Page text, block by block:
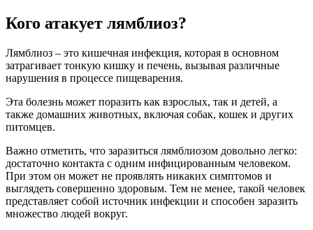
Кого атакует лямблиоз?
Лямблиоз – это кишечная инфекция, которая в основном
затрагивает тонкую кишку и печень, вызывая различные
нарушения в процессе пищеварения.
Эта болезнь может поразить как взрослых, так и детей, а
также домашних животных, включая собак, кошек и других
питомцев.
Важно отметить, что заразиться лямблиозом довольно легко:
достаточно контакта с одним инфицированным человеком.
При этом он может не проявлять никаких симптомов и
выглядеть совершенно здоровым. Тем не менее, такой человек
представляет собой источник инфекции и способен заразить
множество людей вокруг.